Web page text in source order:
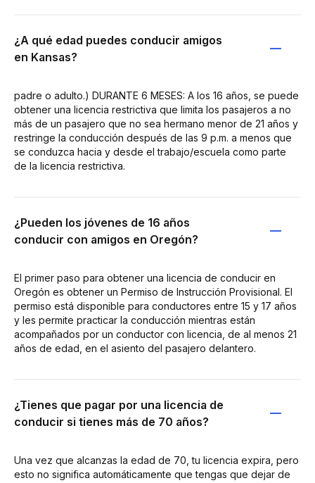
¿A qué edad puedes conducir amigos
en Kansas?
padre o adulto.) DURANTE 6 MESES: A los 16 años, se puede
obtener una licencia restrictiva que limita los pasajeros a no
más de un pasajero que no sea hermano menor de 21 años y
restringe la conducción después de las 9 p.m. a menos que
se conduzca hacia y desde el trabajo/escuela como parte
de la licencia restrictiva.
¿Pueden los jóvenes de 16 años
conducir con amigos en Oregón?
El primer paso para obtener una licencia de conducir en
Oregón es obtener un Permiso de Instrucción Provisional. El
permiso está disponible para conductores entre 15 y 17 años
y les permite practicar la conducción mientras están
acompañados por un conductor con licencia, de al menos 21
años de edad, en el asiento del pasajero delantero.
¿Tienes que pagar por una licencia de
conducir si tienes más de 70 años?
Una vez que alcanzas la edad de 70, tu licencia expira, pero
esto no significa automáticamente que tengas que dejar de